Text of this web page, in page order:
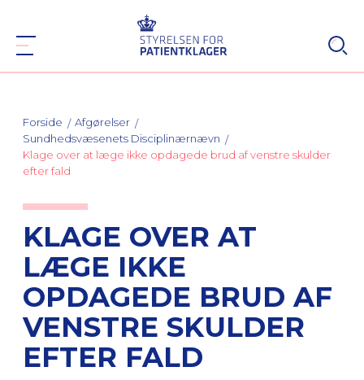
Forside
Afgørelser
Sundhedsvæsenets Disciplinærnævn
Klage over at læge ikke opdagede brud af venstre skulder
efter fald
KLAGE OVER AT
LÆGE IKKE
OPDAGEDE BRUD AF
VENSTRE SKULDER
EFTER FALD